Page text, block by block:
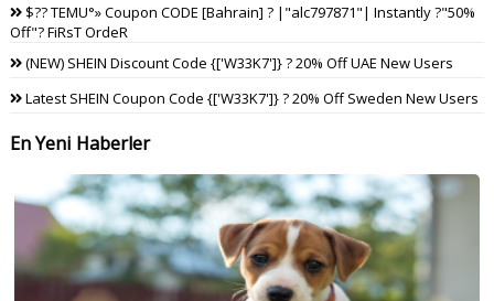
$?? TEMU°» Coupon CODE [Bahrain] ? |"alc797871"| Instantly ?"50%
Off"? FiRsT OrdeR
(NEW) SHEIN Discount Code {['W33K7']} ? 20% Off UAE New Users
Latest SHEIN Coupon Code {['W33K7']} ? 20% Off Sweden New Users
En Yeni Haberler